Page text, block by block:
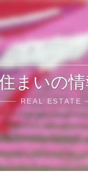
まいの情
REAL ESTATE